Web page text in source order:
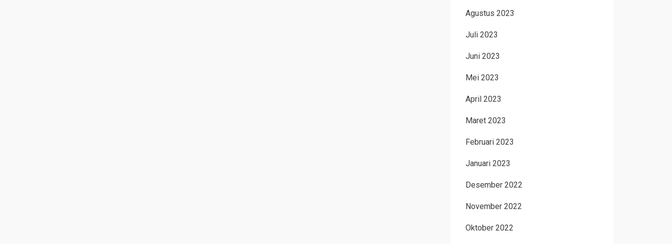
Agustus 2023
Juli 2023
Juni 2023
Mei 2023
April 2023
Maret 2023
Februari 2023
Januari 2023
Desember 2022
November 2022
Oktober 2022